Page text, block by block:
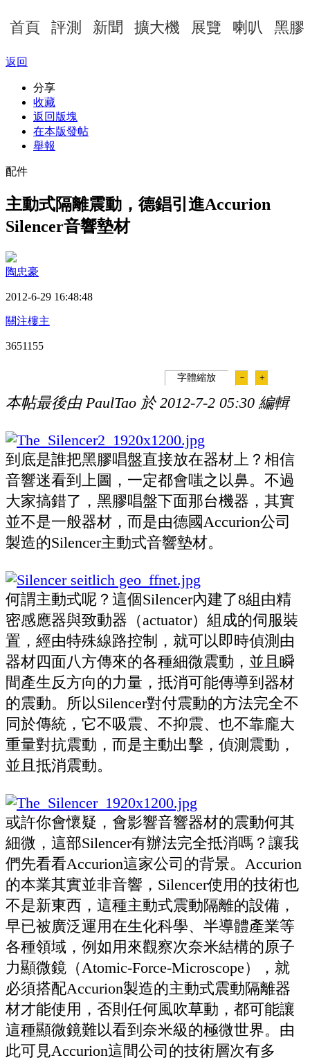
首頁 評測 新聞 擴大機 展覽 喇叭 黑膠
返回
分享
收藏
返回版塊
在本版發帖
舉報
配件
主動式隔離震動，德錩引進Accurion
Silencer音響墊材
陶忠豪
2012-6-29 16:48:48
關注樓主
3651155
字體縮放 － ＋
本帖最後由 PaulTao 於 2012-7-2 05:30 編輯
到底是誰把黑膠唱盤直接放在器材上？相信
音響迷看到上圖，一定都會嗤之以鼻。不過
大家搞錯了，黑膠唱盤下面那台機器，其實
並不是一般器材，而是由德國Accurion公司
製造的Silencer主動式音響墊材。
何謂主動式呢？這個Silencer內建了8組由精
密感應器與致動器（actuator）組成的伺服裝
置，經由特殊線路控制，就可以即時偵測由
器材四面八方傳來的各種細微震動，並且瞬
間產生反方向的力量，抵消可能傳導到器材
的震動。所以Silencer對付震動的方法完全不
同於傳統，它不吸震、不抑震、也不靠龐大
重量對抗震動，而是主動出擊，偵測震動，
並且抵消震動。
或許你會懷疑，會影響音響器材的震動何其
細微，這部Silencer有辦法完全抵消嗎？讓我
們先看看Accurion這家公司的背景。Accurion
的本業其實並非音響，Silencer使用的技術也
不是新東西，這種主動式震動隔離的設備，
早已被廣泛運用在生化科學、半導體產業等
各種領域，例如用來觀察次奈米結構的原子
力顯微鏡（Atomic-Force-Microscope），就
必須搭配Accurion製造的主動式震動隔離器
材才能使用，否則任何風吹草動，都可能讓
這種顯微鏡難以看到奈米級的極微世界。由
此可見Accurion這間公司的技術層次有多